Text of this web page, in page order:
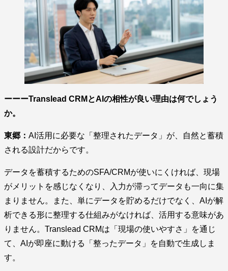
ーーーTranslead CRMとAIの相性が良い理由は何でしょう
か。
東郷： AI活用に必要な「整理されたデータ」が、自然と蓄積
される設計だからです。
データを蓄積するためのSFA/CRMが使いにくければ、現場
がメリットを感じなくなり、入力が滞ってデータも一向に集
まりません。また、単にデータを貯めるだけでなく、AIが解
析できる形に整理する仕組みがなければ、活用する意味があ
りません。Translead CRMは「現場の使いやすさ」を通じ
て、AIが即座に動ける「整ったデータ」を自動で生成しま
す。